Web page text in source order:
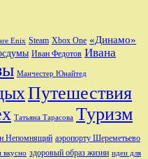
Enix Steam Xbox One «Динамо»
Иван Федотов Ивана
Манчестер Юнайтед
Путешествия
Татьяна Тарасова Туризм
Непомнящий аэропорту Шереметьево
вкусно здоровый образ жизни идеи для